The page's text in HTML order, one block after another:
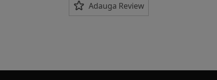
Adauga Review